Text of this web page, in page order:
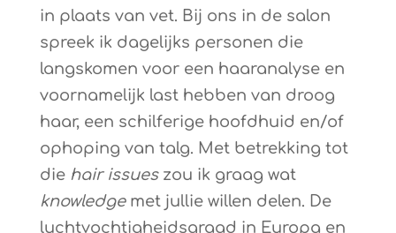
in plaats van vet. Bij ons in de salon
spreek ik dagelijks personen die
langskomen voor een haaranalyse en
voornamelijk last hebben van droog
haar, een schilferige hoofdhuid en/of
ophoping van talg. Met betrekking tot
die hair issueszou ik graag wat
knowledgemet jullie willen delen. De
luchtvochtigheidsgraad in Europa en